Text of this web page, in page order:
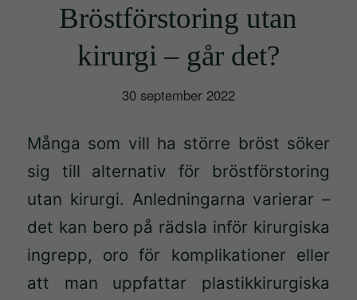
Bröstförstoring utan
kirurgi – går det?
30 september 2022
Många som vill ha större bröst söker
sig till alternativ för bröstförstoring
utan kirurgi. Anledningarna varierar –
det kan bero på rädsla inför kirurgiska
ingrepp, oro för komplikationer eller
att man uppfattar plastikkirurgiska